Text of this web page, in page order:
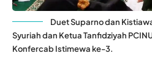
Duet Suparno dan
Syuriah dan Ketua Tanfidziyah
Konfercab Istimewa ke-3.